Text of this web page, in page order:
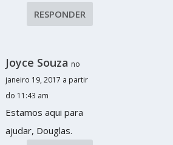
RESPONDER
Joyce Souza no
janeiro 19, 2017 a partir
do 11:43 am
Estamos aqui para
ajudar, Douglas.